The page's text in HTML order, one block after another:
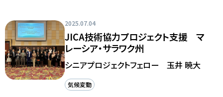
2025.07.04
JICA技術協力プロジェクト支援 マ
レーシア・サラワク州
シニアプロジェクトフェロー 玉井 暁大
気候変動